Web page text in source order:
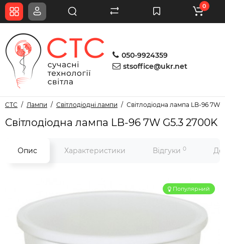
050-9924359
stsoffice@ukr.net
0
СТС Лампи Світлодіодні лампи Світлодіодна лампа LB-96 7W
Світлодіодна лампа LB-96 7W G5.3 2700K
Опис Характеристики Відгуки 0
Популярний